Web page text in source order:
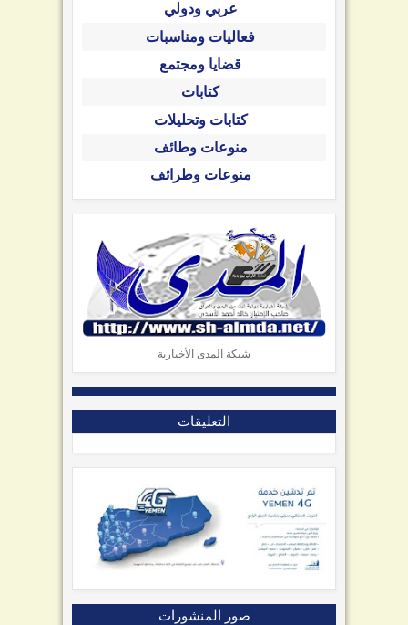
عربي ودولي
فعاليات ومناسبات
قضايا ومجتمع
كتابات
كتابات وتحليلات
منوعات وطائف
منوعات وطرائف
شبكة المدى الأخبارية
التعليقات
صور المنشورات